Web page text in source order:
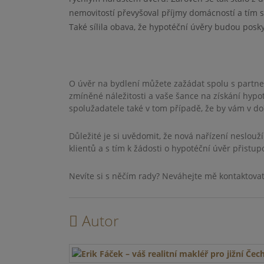
nemovitostí převyšoval příjmy domácností a tím
Také sílila obava, že hypotéční úvěry budou
O úvěr na bydlení můžete zažádat spolu s
zmíněné náležitosti a vaše šance na získání
spolužadatele také v tom případě, že by vám v
Důležité je si uvědomit, že nová nařízení
klientů a s tím k žádosti o hypotéční úvěr
Nevíte si s něčím rady? Neváhejte mě
Autor